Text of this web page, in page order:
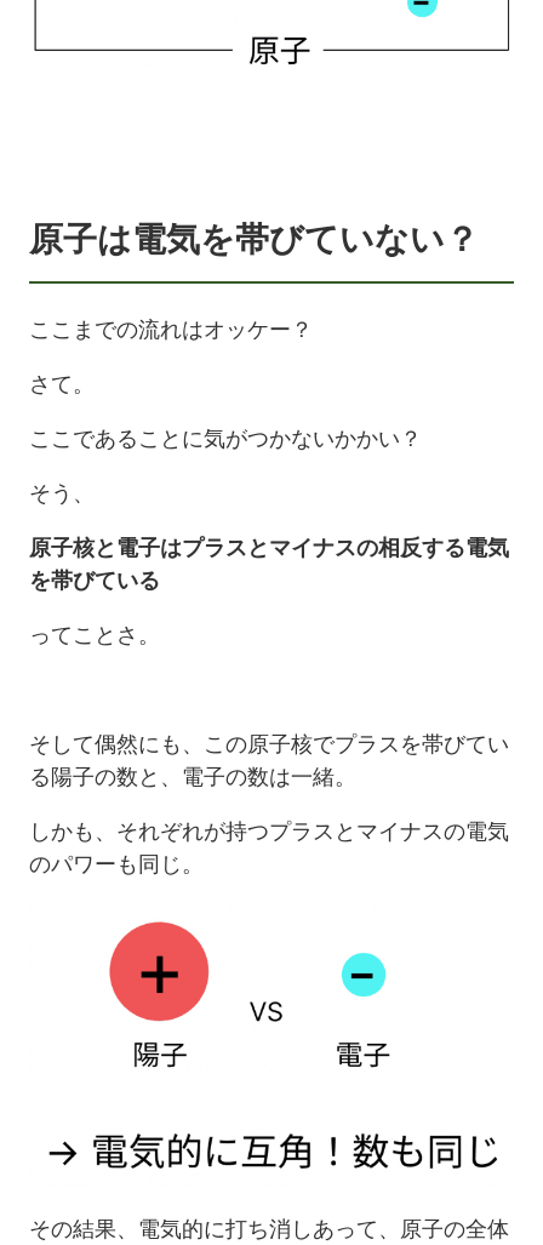
原子は電気を帯びていない？
ここまでの流れはオッケー？
さて。
ここであることに気がつかないかかい？
そう、
原子核と電子はプラスとマイナスの相反する電気
を帯びている
ってことさ。
そして偶然にも、この原子核でプラスを帯びてい
る陽子の数と、電子の数は一緒。
しかも、それぞれが持つプラスとマイナスの電気
のパワーも同じ。
その結果、電気的に打ち消しあって、原子の全体